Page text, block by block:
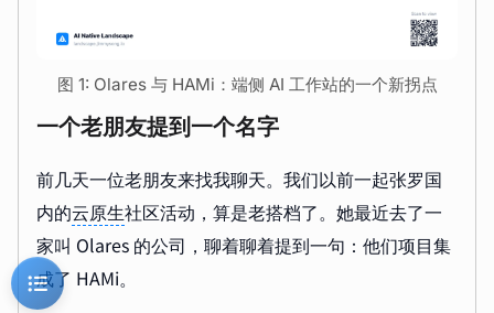
图 1: Olares 与 HAMi：端侧 AI 工作站的一个新拐点
一个老朋友提到一个名字
前几天一位老朋友来找我聊天。我们以前一起张罗国
内的云原生社区活动，算是老搭档了。她最近去了一
家叫 Olares 的公司，聊着聊着提到一句：他们项目集
成了 HAMi。